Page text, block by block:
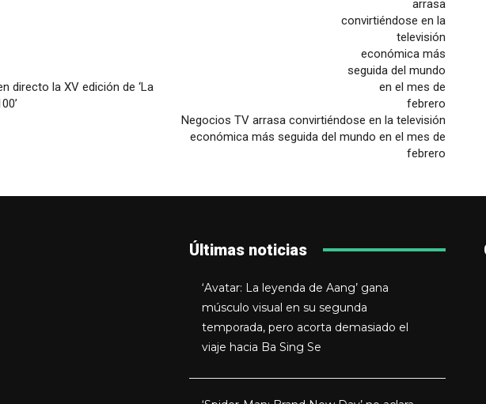
directo la XV edición de ‘La
Negocios TV arrasa convirtiéndose en la televisión
económica más seguida del mundo en el mes de
febrero
Últimas noticias
‘Avatar: La leyenda de Aang’ gana
músculo visual en su segunda
temporada, pero acorta demasiado el
viaje hacia Ba Sing Se